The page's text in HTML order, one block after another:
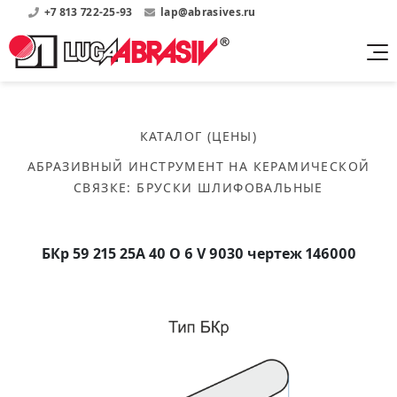
+7 813 722-25-93 lap@abrasives.ru
бакелитовой связке
Скачать каталог
Круги шлифовальные
Сегменты шлифовальные
керамической связке
Круги шлифовальные
Скачать прайсы на нашу продукцию
Нормативные документы, ГОСТы, Инструкции по
О нас
Информация о заводе
История завода
Контакты
КАТАЛОГ (ЦЕНЫ)
АБРАЗИВНЫЙ ИНСТРУМЕНТ НА КЕРАМИЧЕСКОЙ
СВЯЗКЕ: БРУСКИ ШЛИФОВАЛЬНЫЕ
БКр 59 215 25А 40 O 6 V 9030 чертеж 146000